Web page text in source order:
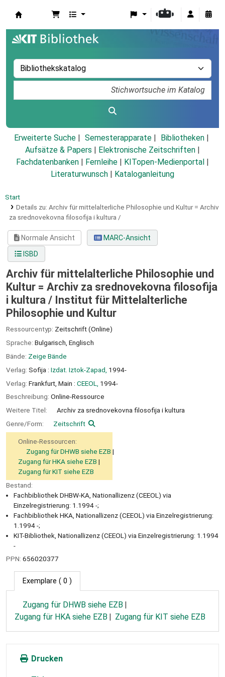
Erweiterte Suche Semesterapparate
Bibliotheken
Aufsätze & Papers
Elektronische Zeitschriften
Fachdatenbanken
Fernleihe KITopen-Medienportal
Literaturwunsch
Kataloganleitung
Start
Details zu: Archiv für mittelalterliche Philosophie und Kultur = Archiv
za srednovekovna filosofija i kultura /
Normale Ansicht
MARC-Ansicht
ISBD
Archiv für mittelalterliche Philosophie und
Kultur = Archiv za srednovekovna filosofija
i kultura / Institut für Mittelalterliche
Philosophie und Kultur
Ressourcentyp: Zeitschrift (Online)
Sprache: Bulgarisch Englisch
Bände: Zeige Bände
Verlag: Sofija : Izdat. Iztok-Zapad, 1994-
Verlag: Frankfurt, Main : CEEOL,
1994-
Beschreibung: Online-Ressource
Weitere Titel:
Archiv za srednovekovna filosofija i kultura
Genre/Form:
Zeitschrift
Online-Ressourcen:
Zugang für DHWB siehe EZB
Zugang für HKA siehe EZB
Zugang für KIT siehe EZB
Bestand:
Fachbibliothek DHBW-KA, Nationallizenz (CEEOL) via
Einzelregistrierung: 1.1994 -;
Fachbibliothek HKA, Nationallizenz (CEEOL) via Einzelregistrierung:
1.1994 -;
KIT-Bibliothek, Nationallizenz (CEEOL) via Einzelregistrierung: 1.1994
-
PPN: 656020377
Exemplare ( 0 )
Zugang für DHWB siehe EZB
Zugang für HKA siehe EZB
Zugang für KIT siehe EZB
Drucken